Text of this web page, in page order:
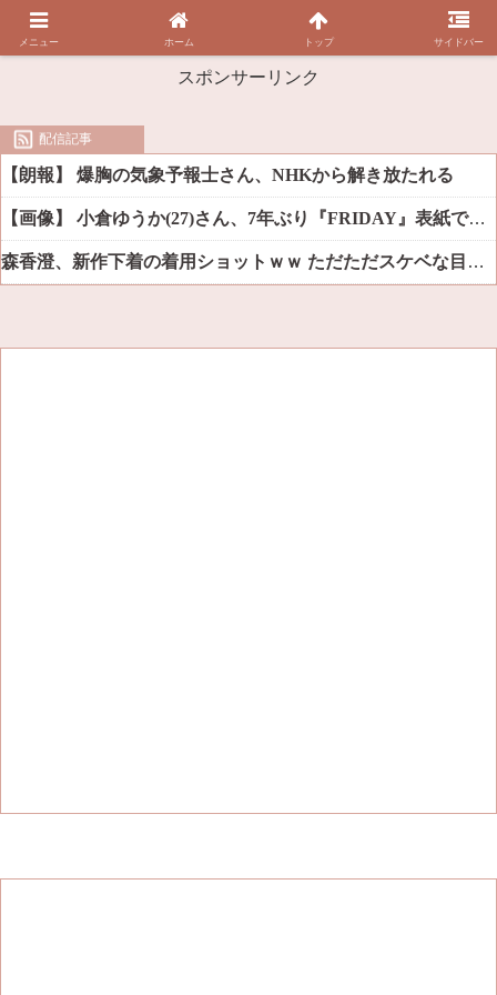
スポンサーリンク
配信記事
【朗報】 爆胸の気象予報士さん、NHKから解き放たれる
【画像】 小倉ゆうか(27)さん、7年ぶり『FRIDAY』表紙で神ボディ大解放
森香澄、新作下着の着用ショットｗｗ ただただスケベな目でしか見れんだろ！！
メニュー ホーム トップ サイドバー